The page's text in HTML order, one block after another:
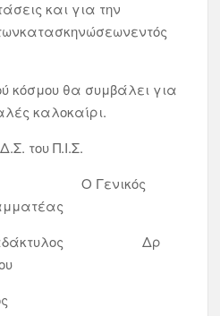
και για την
κόσμου θα συμβάλει για
καλοκαίρι.
του Π.Ι.Σ.
Ο Γενικός
Εξαδάκτυλος Δρ